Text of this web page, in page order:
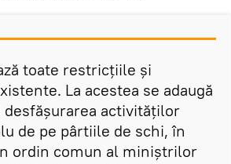
toate restricțiile și
La acestea se adaugă
activităţilor
de pe pârtiile de schi, în
ordin comun al miniştrilor